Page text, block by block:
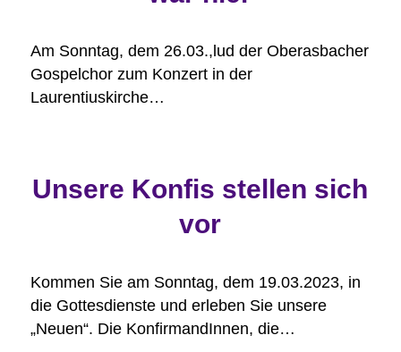
Am Sonntag, dem 26.03.,lud der Oberasbacher
Gospelchor zum Konzert in der
Laurentiuskirche…
Unsere Konfis stellen sich
vor
Kommen Sie am Sonntag, dem 19.03.2023, in
die Gottesdienste und erleben Sie unsere
„Neuen“. Die KonfirmandInnen, die…